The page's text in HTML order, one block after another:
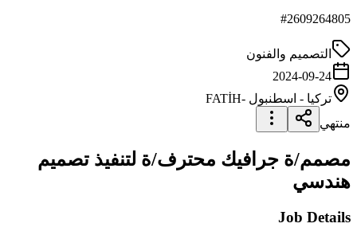
#2609264805
التصميم والفنون
2024-09-24
تركيا - اسطنبول -FATİH
منتهي
مصمم/ة جرافيك محترف/ة لتنفيذ تصميم
هندسي
Job Details